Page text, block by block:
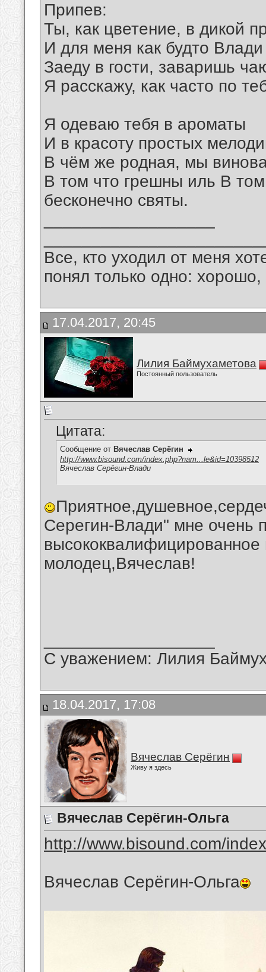
Припев:
Ты, как цветение, в дикой
И для меня как будто
Заеду в гости, заваришь
Я расскажу, как часто по
Я одеваю тебя в ароматы
И в красоту простых
В чём же родная, мы
В том что грешны иль В
бесконечно святы.
Все, кто уходил от меня
понял только одно:
17.04.2017, 20:45
Лилия Баймухаметова
Постоянный пользователь
Цитата:
Сообщение от Вячеслав Серёгин
http://www.bisound.com/index.php?nam...le&id=10398512
Вячеслав Серёгин-Влади
Серегин-Влади" мне очень
молодец,Вячеслав!
С уважением: Лилия
18.04.2017, 17:08
Вячеслав Серёгин
Живу я здесь
Вячеслав Серёгин-Ольга
http://www.bisound.com/
Вячеслав Серёгин-Ольга